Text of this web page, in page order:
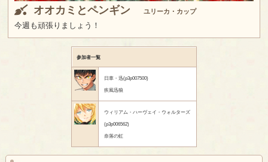
オオカミとペンギン ユリーカ・カップ
今週も頑張りましょう！
参加者一覧
日車・迅(p3p007500)
疾風迅狼
ウィリアム・ハーヴェイ・ウォルターズ
(p3p006562)
奈落の虹